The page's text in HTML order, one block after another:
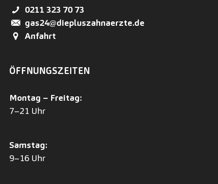
0211 323 70 73
gas24@diepluszahnaerzte.de
Anfahrt
ÖFFNUNGSZEITEN
Montag – Freitag:
7–21 Uhr
Samstag:
9–16 Uhr